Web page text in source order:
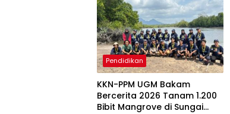
Pendidikan
KKN-PPM UGM Bakam
Bercerita 2026 Tanam 1.200
Bibit Mangrove di Sungai